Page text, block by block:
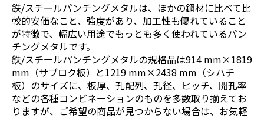
鉄/スチールパンチングメタルは、ほかの鋼材に比べて比
較的安価なこと、強度があり、加工性も優れていること
が特徴で、幅広い用途でもっとも多く使われているパン
チングメタルです。
鉄/スチールパンチングメタルの規格品は914 mm×1819
mm（サブロク板）と1219 mm×2438 mm（シハチ
板）のサイズに、板厚、孔配列、孔径、ピッチ、開孔率
などの各種コンビネーションのものを多数取り揃えてお
りますが、ご希望の商品が見つからない場合は、お気軽